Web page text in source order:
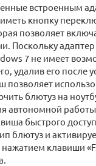
встроенным
кнопку
позволяет
Поскольку адаптер
7 не имеет
удалив его после
позволяет
блютуз на
автономной
быстрого
блютуз и
клавиши